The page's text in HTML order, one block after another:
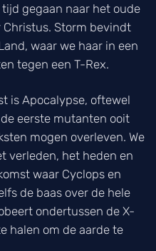
gegaan naar het oude
Storm bevindt
waar we haar in een
tegen een T-Rex.
is Apocalypse, oftewel
eerste mutanten ooit
mogen overleven. We
verleden, het heden en
waar Cyclops en
de baas over de hele
ondertussen de X-
halen om de aarde te